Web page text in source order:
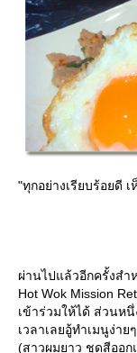
"ทุกอย่างเรียบร้อยดี
ผ่านไปแล้วอีกครั้งสำ
Hot Wok Mission
เข้าร่วมให้ได้ ส่วนห
เวลาเลยอู้ทำเมนูง่า
(สาวผมยาว ชุดสีออ